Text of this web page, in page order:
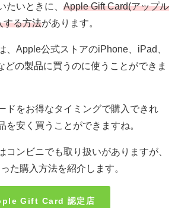
たいときに、 Apple Gift Card(アップル
する方法があります。
、Apple公式ストアのiPhone、iPad、
どの製品に買うのに使うことができま
ドをお得なタイミングで購入できれ
を安く買うことができますね。
コンビニでも取り扱いがありますが、
た購入方法を紹介します。
Gift Card 認定店